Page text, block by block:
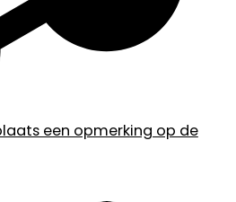
een opmerking op de